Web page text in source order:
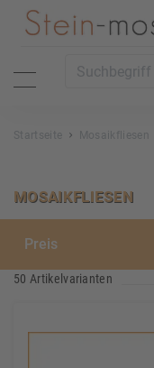
Startseite Mosaikfliesen
MOSAIKFLIESEN
50 Artikelvarianten